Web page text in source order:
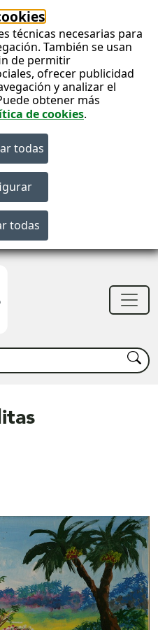
técnicas necesarias para
También se usan
de permitir
ofrecer publicidad
y analizar el
obtener más
de cookies.
Buscar